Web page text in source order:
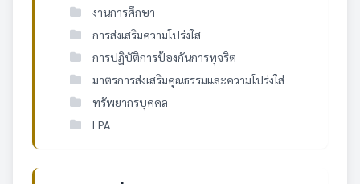
งานการศึกษา
การส่งเสริมความโปร่งใส
การปฏิบัติการป้องกันการทุจริต
มาตรการส่งเสริมคุณธรรมและความโปร่งใส่
ทรัพยากรบุคคล
LPA